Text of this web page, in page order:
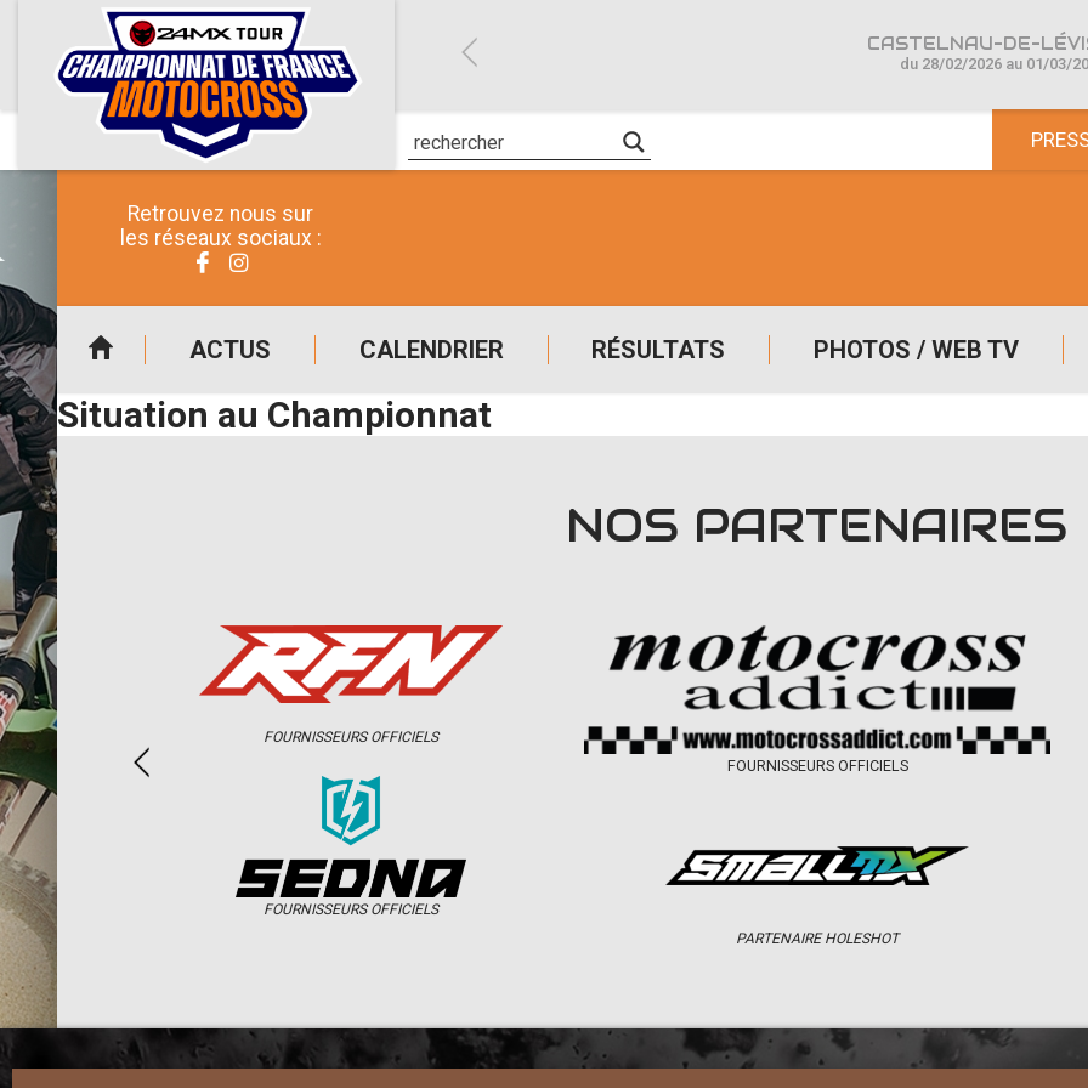
Retrouvez nous sur
les réseaux sociaux :
ACTUS CALENDRIER RÉSULTATS PHOTOS / WEB TV
CASTELNAU-DE-
du 28/02/2026 au 01/03/
Situation au Championnat
NOS PARTENAIRES
FOURNISSEURS OFFICIELS
FOURNISSEURS OFFICIELS
FOURNISSEURS OFFICIELS
PARTENAIRE HOLESHOT